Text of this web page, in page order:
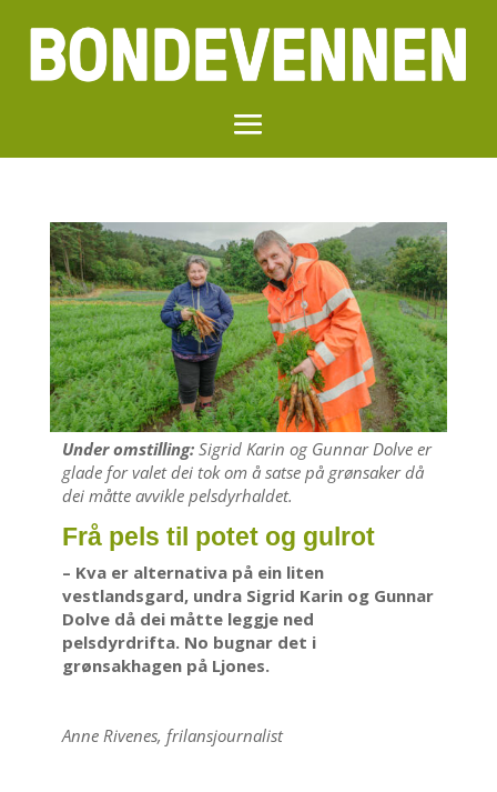
Under omstilling:Sigrid Karin og Gunnar Dolve er
glade for valet dei tok om å satse på grønsaker då
dei måtte avvikle pelsdyrhaldet.
Frå pels til potet og gulrot
– Kva er alternativa på ein liten
vestlandsgard, undra Sigrid Karin og Gunnar
Dolve då dei måtte leggje ned
pelsdyrdrifta. No bugnar det i
grønsakhagen på Ljones.
Anne Rivenes, frilansjournalist